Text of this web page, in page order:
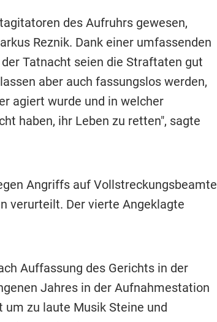
des Aufruhrs gewesen,
Reznik. Dank einer umfassenden
Tatnacht seien die Straftaten gut
aber auch fassungslos werden,
agiert wurde und in welcher
haben, ihr Leben zu retten", sagte
Angriffs auf Vollstreckungsbeamte
verurteilt. Der vierte Angeklagte
Auffassung des Gerichts in der
Jahres in der Aufnahmestation
zu laute Musik Steine und